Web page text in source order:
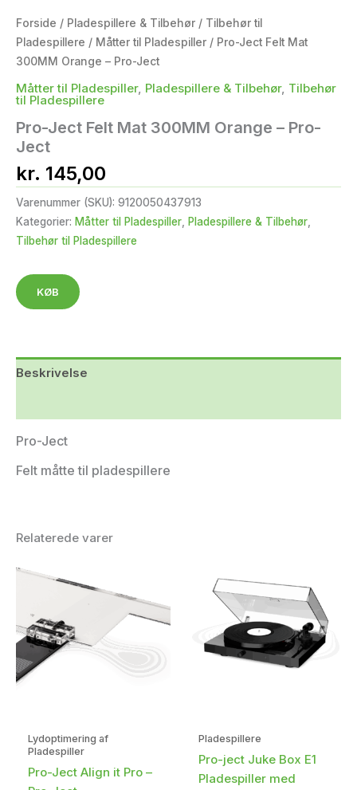
Forside / Pladespillere & Tilbehør / Tilbehør til
Pladespillere / Måtter til Pladespiller / Pro-Ject Felt Mat
300MM Orange – Pro-Ject
Måtter til Pladespiller, Pladespillere & Tilbehør, Tilbehør
til Pladespillere
Pro-Ject Felt Mat 300MM Orange – Pro-
Ject
kr. 145,00
Varenummer (SKU): 9120050437913
Kategorier: Måtter til Pladespiller Pladespillere & Tilbehør
Tilbehør til Pladespillere
KØB
Beskrivelse
Pro-Ject
Felt måtte til pladespillere
Relaterede varer
Lydoptimering af
Pladespiller
Pro-Ject Align it Pro –
Pladespillere
Pro-ject Juke Box E1
Pladespiller med